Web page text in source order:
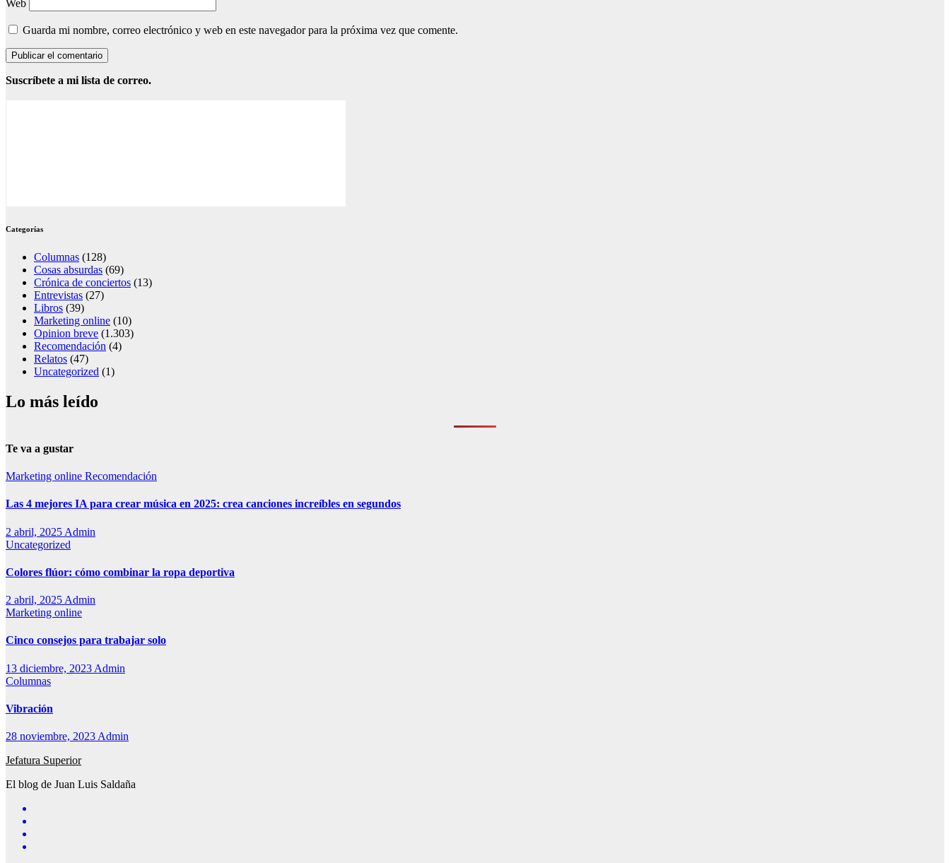
Web
Guarda mi nombre, correo electrónico y web en este navegador para la próxima vez que comente.
Suscríbete a mi lista de correo.
Categorías
Columnas (128)
Cosas absurdas (69)
Crónica de conciertos (13)
Entrevistas (27)
Libros (39)
Marketing online (10)
Opinion breve (1.303)
Recomendación (4)
Relatos (47)
Uncategorized (1)
Lo más leído
Te va a gustar
Marketing online Recomendación
Las 4 mejores IA para crear música en 2025: crea canciones increíbles en segundos
2 abril, 2025 Admin
Uncategorized
Colores flúor: cómo combinar la ropa deportiva
2 abril, 2025 Admin
Marketing online
Cinco consejos para trabajar solo
13 diciembre, 2023 Admin
Columnas
Vibración
28 noviembre, 2023 Admin
Jefatura Superior
El blog de Juan Luis Saldaña